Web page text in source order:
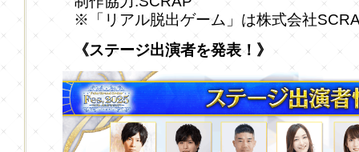
※「リアル脱出ゲーム」は株式会社
《ステージ出演者を発表！》